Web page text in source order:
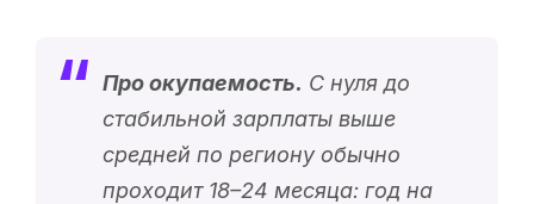
Про окупаемость. С нуля до
стабильной зарплаты выше
средней по региону обычно
проходит 18–24 месяца: год на